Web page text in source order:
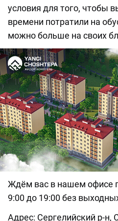
условия для того, чтобы
времени потратили на
можно больше на своих
Ждём вас в нашем офисе
9:00 до 19:00 без
Адрес: Сергелийский р-н,